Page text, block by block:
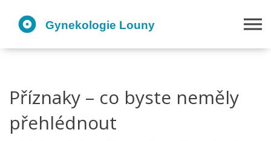
Příznaky – co byste neměly
přehlédnout